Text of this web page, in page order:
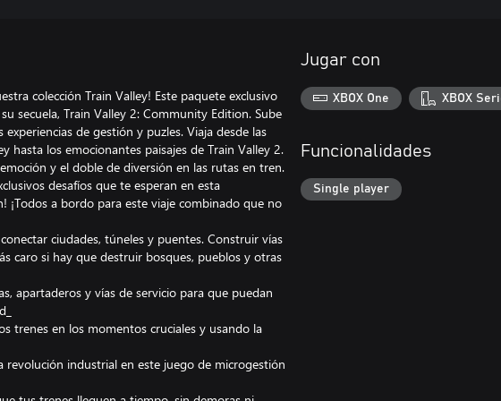
colección Train Valley! Este paquete exclusivo
secuela, Train Valley 2: Community Edition. Sube
de gestión y puzles. Viaja desde las
hasta los emocionantes paisajes de Train Valley 2.
y el doble de diversión en las rutas en tren.
desafíos que te esperan en esta
¡Todos a bordo para este viaje combinado que no
ciudades, túneles y puentes. Construir vías
caro si hay que destruir bosques, pueblos y otras
apartaderos y vías de servicio para que puedan
trenes en los momentos cruciales y usando la
revolución industrial en este juego de microgestión
Jugar con
XBOX One XBOX
Funcionalidades
Single player